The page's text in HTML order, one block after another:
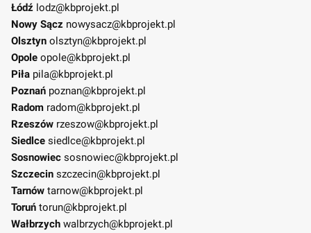
Łódź lodz@kbprojekt.pl
Nowy Sącz nowysacz@kbprojekt.pl
Olsztyn olsztyn@kbprojekt.pl
Opole opole@kbprojekt.pl
Piła pila@kbprojekt.pl
Poznań poznan@kbprojekt.pl
Radom radom@kbprojekt.pl
Rzeszów rzeszow@kbprojekt.pl
Siedlce siedlce@kbprojekt.pl
Sosnowiec sosnowiec@kbprojekt.pl
Szczecin szczecin@kbprojekt.pl
Tarnów tarnow@kbprojekt.pl
Toruń torun@kbprojekt.pl
Wałbrzych walbrzych@kbprojekt.pl